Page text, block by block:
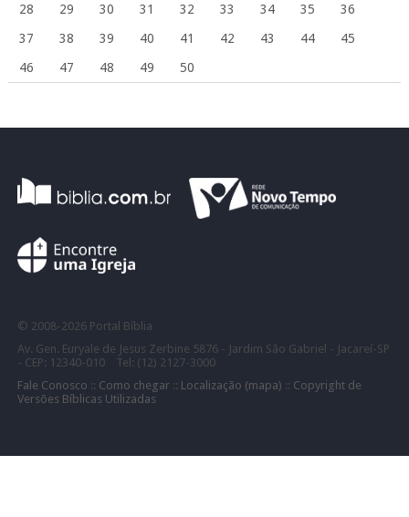
28
29 30 31 32 33 34 35
36
37
38 39 40 41 42 43 44
45
46
47 48 49 50
© 2008- 2026 Portal Bíblia
Av. Gen. Euryale de Jesus Zerbine 5876 - Jardim São Gabriel - Jacareí-SP
- CEP: 12340-010 Tel: (12) 2127-3000
Fale Conosco :: Como chegar:: Localização (mapa) :: Copyright de
Versões Bíblicas Utilizadas